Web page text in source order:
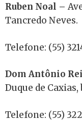
Ruben Noal –
Tancredo Neves.
Telefone: (55)
Dom Antônio
Duque de
Telefone: (55)